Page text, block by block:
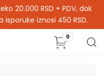
20.000 RSD + PDV, dok
iznosi 450 RSD.
0